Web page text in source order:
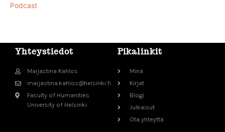
Podcast
Yhteystiedot
Maijastina Kahlos
maijastina.kahlos@helsinki.fi
Faculty of Humanities
University of Helsinki
Pikalinkit
Minä
Kirjat
Blogi
Julkaisut
Ota yhteyttä